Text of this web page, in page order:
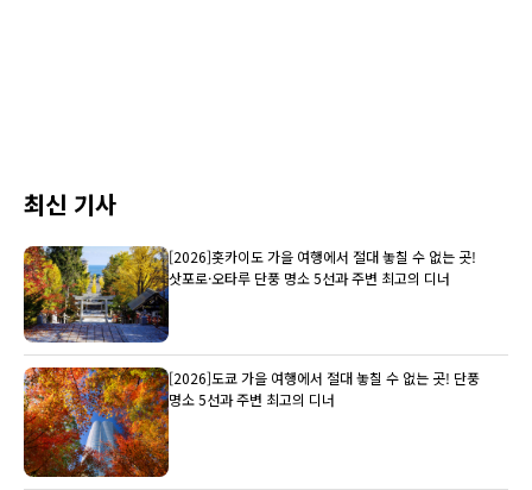
최신 기사
[2026]홋카이도 가을 여행에서 절대 놓칠 수 없는 곳!
삿포로·오타루 단풍 명소 5선과 주변 최고의 디너
[2026]도쿄 가을 여행에서 절대 놓칠 수 없는 곳! 단풍
명소 5선과 주변 최고의 디너